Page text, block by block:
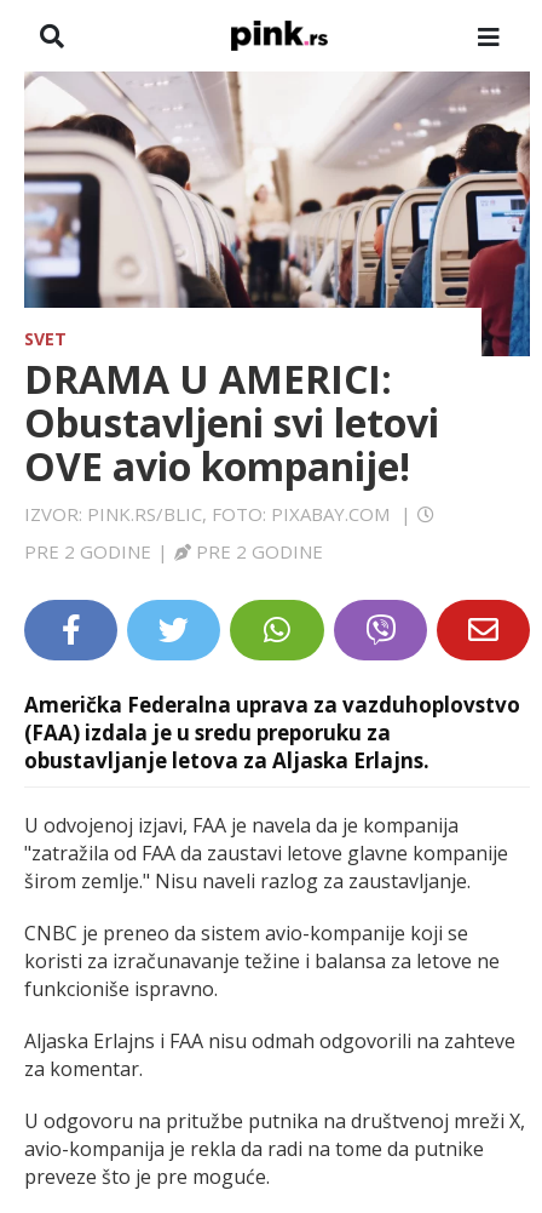
NASLOVNA
VESTI
ZADRUGA
SHOWBIZ
HRONIKA
FARMERI
TV
SPORT
EXTRA
SVET
DRAMA U AMERICI:
Obustavljeni svi letovi
OVE avio kompanije!
IZVOR: PINK.RS/BLIC, FOTO: PIXABAY.COM
|
PRE 2 GODINE | PRE 2 GODINE
Američka Federalna uprava za vazduhoplovstvo
(FAA) izdala je u sredu preporuku za
obustavljanje letova za Aljaska Erlajns.
U odvojenoj izjavi, FAA je navela da je kompanija
"zatražila od FAA da zaustavi letove glavne kompanije
širom zemlje." Nisu naveli razlog za zaustavljanje.
CNBC je preneo da sistem avio-kompanije koji se
koristi za izračunavanje težine i balansa za letove ne
funkcioniše ispravno.
Aljaska Erlajns i FAA nisu odmah odgovorili na zahteve
za komentar.
U odgovoru na pritužbe putnika na društvenoj mreži X,
avio-kompanija je rekla da radi na tome da putnike
preveze što je pre moguće.